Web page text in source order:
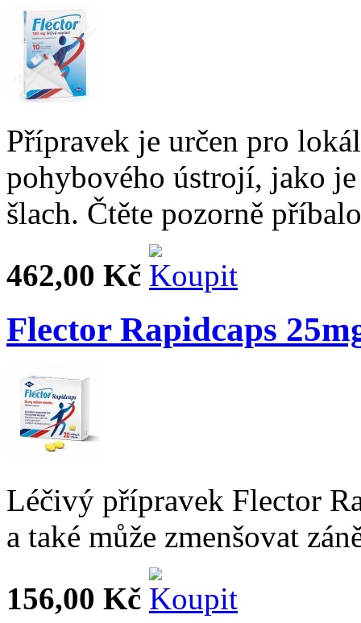
Přípravek je určen pro
pohybového ústrojí, jako
šlach. Čtěte pozorně
462,00 Kč
Flector Rapidcaps
Léčivý přípravek Flector
a také může zmenšovat
156,00 Kč